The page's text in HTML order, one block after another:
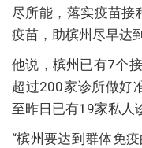
尽所能，落实疫苗接
疫苗，助槟州尽早达
他说，槟州已有7个
超过200家诊所做好
至昨日已有19家私人
“槟州要达到群体免